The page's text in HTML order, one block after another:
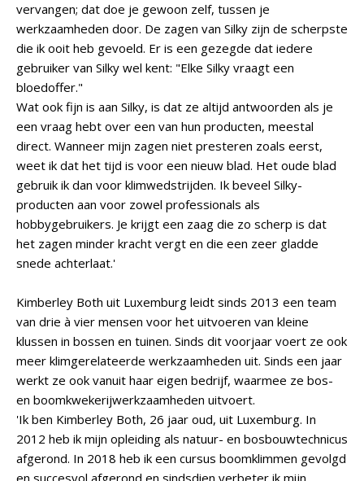
vervangen; dat doe je gewoon zelf, tussen je
werkzaamheden door. De zagen van Silky zijn de scherpste
die ik ooit heb gevoeld. Er is een gezegde dat iedere
gebruiker van Silky wel kent: "Elke Silky vraagt een
bloedoffer."
Wat ook fijn is aan Silky, is dat ze altijd antwoorden als je
een vraag hebt over een van hun producten, meestal
direct. Wanneer mijn zagen niet presteren zoals eerst,
weet ik dat het tijd is voor een nieuw blad. Het oude blad
gebruik ik dan voor klimwedstrijden. Ik beveel Silky-
producten aan voor zowel professionals als
hobbygebruikers. Je krijgt een zaag die zo scherp is dat
het zagen minder kracht vergt en die een zeer gladde
snede achterlaat.'
Kimberley Both uit Luxemburg leidt sinds 2013 een team
van drie à vier mensen voor het uitvoeren van kleine
klussen in bossen en tuinen. Sinds dit voorjaar voert ze ook
meer klimgerelateerde werkzaamheden uit. Sinds een jaar
werkt ze ook vanuit haar eigen bedrijf, waarmee ze bos-
en boomkwekerijwerkzaamheden uitvoert.
'Ik ben Kimberley Both, 26 jaar oud, uit Luxemburg. In
2012 heb ik mijn opleiding als natuur- en bosbouwtechnicus
afgerond. In 2018 heb ik een cursus boomklimmen gevolgd
en succesvol afgerond en sindsdien verbeter ik mijn